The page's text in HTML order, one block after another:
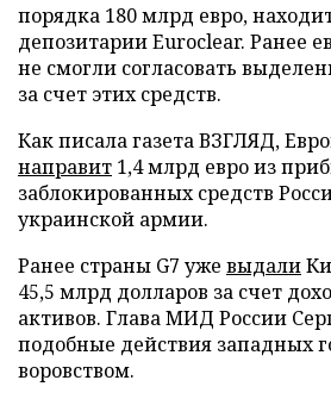
порядка 180 млрд евро,
депозитарии Euroclear. Ранее
не смогли согласовать
за счет этих средств.
Как писала газета ВЗГЛЯД,
направит 1,4 млрд евро из
заблокированных средств
украинской армии.
Ранее страны G7 уже выдали
45,5 млрд долларов за счет
активов. Глава МИД России
подобные действия западных
воровством.